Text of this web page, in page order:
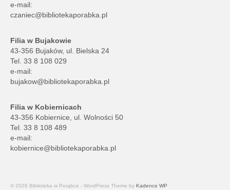
e-mail:
czaniec@bibliotekaporabka.pl
Filia w Bujakowie
43-356 Bujaków, ul. Bielska 24
Tel. 33 8 108 029
e-mail:
bujakow@bibliotekaporabka.pl
Filia w Kobiernicach
43-356 Kobiernice, ul. Wolności 50
Tel. 33 8 108 489
e-mail:
kobiernice@bibliotekaporabka.pl
© 2026 Biblioteka w Porąbce - WordPress Theme by Kadence WP